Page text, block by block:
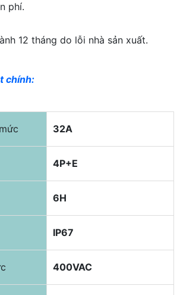
phí.
12 tháng do lỗi nhà sản xuất.
chính:
32A
4P+E
6H
IP67
400VAC